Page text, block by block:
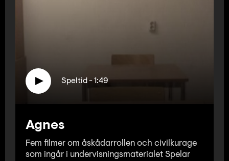
Speltid - 1:49
Agnes
Fem filmer om åskådarrollen och civilkurage
som ingår i undervisningsmaterialet Spelar